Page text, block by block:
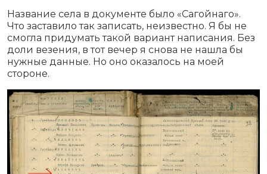
Название села в документе было «Сагойнаго».
Что заставило так записать, неизвестно. Я бы не
смогла придумать такой вариант написания. Без
доли везения, в тот вечер я снова не нашла бы
нужные данные. Но оно оказалось на моей
стороне.